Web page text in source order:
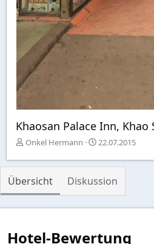
Khaosan Palace Inn, Khao
E
s
e
l
l
o
Onkel Hermann
A
s
a
h
l
22.07.2015
Übersicht Diskussion
Hotel-Bewertung